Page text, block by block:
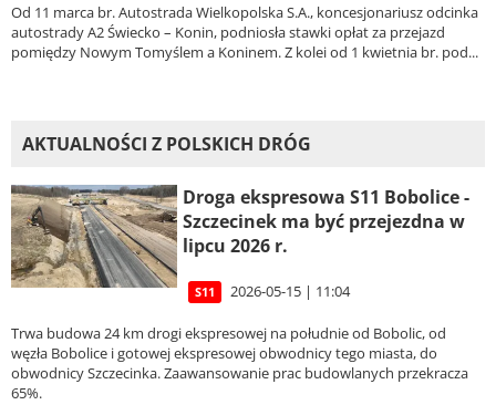
Od 11 marca br. Autostrada Wielkopolska S.A., koncesjonariusz odcinka
autostrady A2 Świecko – Konin, podniosła stawki opłat za przejazd
pomiędzy Nowym Tomyślem a Koninem. Z kolei od 1 kwietnia br. pod...
AKTUALNOŚCI Z POLSKICH DRÓG
Droga ekspresowa S11 Bobolice -
Szczecinek ma być przejezdna w
lipcu 2026 r.
S11 2026-05-15 | 11:04
Trwa budowa 24 km drogi ekspresowej na południe od Bobolic, od
węzła Bobolice i gotowej ekspresowej obwodnicy tego miasta, do
obwodnicy Szczecinka. Zaawansowanie prac budowlanych przekracza
65%.